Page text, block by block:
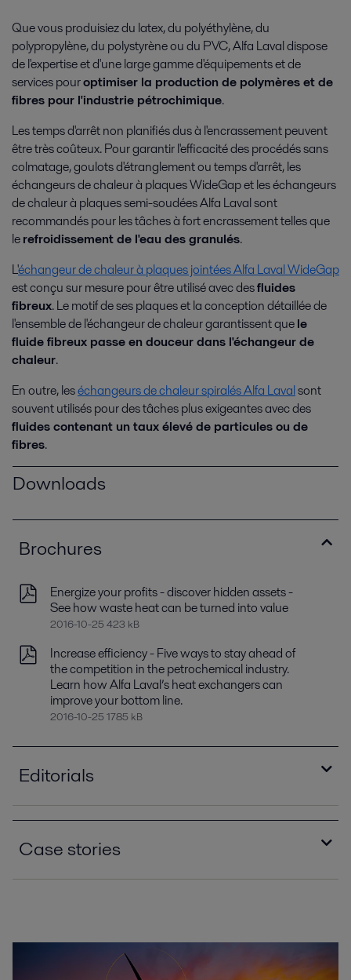
Que vous produisiez du latex, du polyéthylène, du
polypropylène, du polystyrène ou du PVC, Alfa Laval dispose
de l'expertise et d'une large gamme d'équipements et de
services pouroptimiser la production de polymères et de
fibres pour l'industrie pétrochimique.
Les temps d'arrêt non planifiés dus à l'encrassement peuvent
être très coûteux. Pour garantir l'efficacité des procédés sans
colmatage, goulots d'étranglement ou temps d'arrêt, les
échangeurs de chaleur à plaques WideGap et les échangeurs
de chaleur à plaques semi-soudées Alfa Laval sont
recommandés pour les tâches à fort encrassement telles que
lerefroidissement de l'eau des granulés.
L'échangeur de chaleur à plaques jointées Alfa Laval WideGap
est conçu sur mesure pour être utilisé avec desfluides
fibreux. Le motif de ses plaques et la conception détaillée de
l'ensemble de l'échangeur de chaleur garantissent quele
fluide fibreux passe en douceur dans l'échangeur de
chaleur.
En outre, leséchangeurs de chaleur spiralés Alfa Lavalsont
souvent utilisés pour des tâches plus exigeantes avec des
fluides contenant un taux élevé de particules ou de
fibres.
Downloads
Brochures
Energize your profits - discover hidden assets -
See how waste heat can be turned into value
2016-10-25 423 kB
Increase efficiency - Five ways to stay ahead of
the competition in the petrochemical industry.
Learn how Alfa Laval’s heat exchangers can
improve your bottom line.
2016-10-25 1785 kB
Editorials
Alfa Laval's compact condensers offers sizable
2016-10-25 1132 kB
Compact heat exchangers: Improving heat
Consider Alfa Laval spiral heat exchangers for
fouling applications
2016-10-25 330 kB
Case stories
Hot and cold water for free
2016-10-25 308 kB